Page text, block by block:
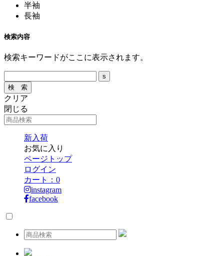
半袖
長袖
検索内容
検索キーワードがここに表示されます。
クリア
閉じる
新入荷
お気に入り
ページトップ
ログイン
カート： 0
instagram
facebook